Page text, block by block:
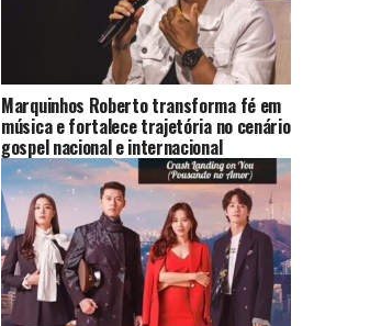
Marquinhos Roberto transforma fé em
música e fortalece trajetória no cenário
gospel nacional e internacional